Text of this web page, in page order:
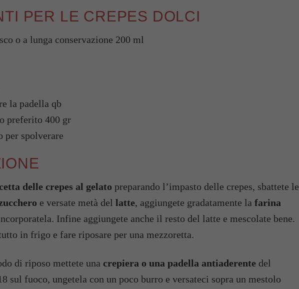
PER LE CREPES DOLCI
o a lunga conservazione 200 ml
la padella qb
preferito 400 gr
per spolverare
delle crepes al gelato preparando l’impasto delle crepes, sbattete le
e versate metà del latte, aggiungete gradatamente la farina
Infine aggiungete anche il resto del latte e mescolate bene.
in frigo e fare riposare per una mezzoretta.
di riposo mettete una crepiera o una padella antiaderente del
sul fuoco, ungetela con un poco burro e versateci sopra un mestolo